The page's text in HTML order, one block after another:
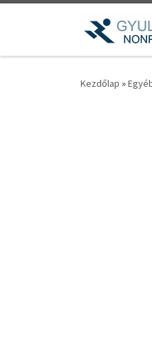
Teljes tartalom megjelenítése
Kezdőlap »